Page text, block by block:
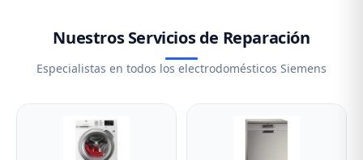
Nuestros Servicios de Reparación
Especialistas en todos los electrodomésticos Siemens